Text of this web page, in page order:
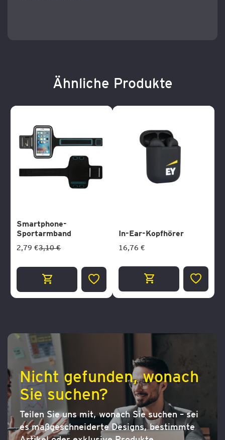
Ähnliche Produkte
Smartphone-
Sportarmband
2,79 €3,10 €
ZUR
In-Ear-Kopfhörer
16,76 €
ZUR
Nicht gefunden, wonach
Sie suchen?
Teilen Sie uns mit, wonach Sie suchen – sei
es maßgeschneiderte Designs, bestimmte